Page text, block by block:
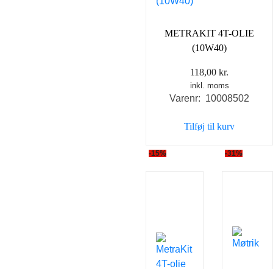
METRAKIT 4T-OLIE
(10W40)
118,00 kr.
inkl. moms
Varenr: 10008502
Tilføj til kurv
-15% -31%